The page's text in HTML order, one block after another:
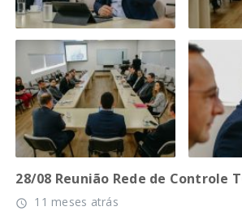
28/08 Reunião Rede de Controle
access_time 11 meses atrás